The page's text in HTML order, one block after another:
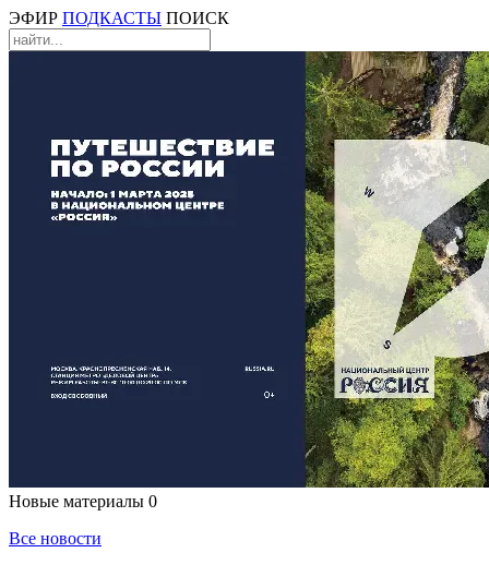
ЭФИР ПОДКАСТЫ ПОИСК
Новые материалы 0
Все новости